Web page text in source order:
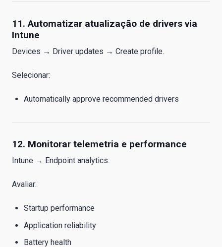
11. Automatizar atualização de drivers via
Intune
Devices → Driver updates → Create profile.
Selecionar:
Automatically approve recommended drivers
12. Monitorar telemetria e performance
Intune → Endpoint analytics.
Avaliar:
Startup performance
Application reliability
Battery health